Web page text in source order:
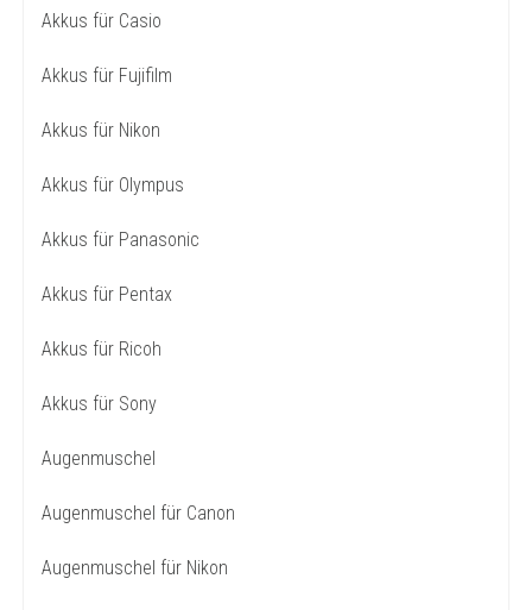
Akkus für Casio
Akkus für Fujifilm
Akkus für Nikon
Akkus für Olympus
Akkus für Panasonic
Akkus für Pentax
Akkus für Ricoh
Akkus für Sony
Augenmuschel
Augenmuschel für Canon
Augenmuschel für Nikon